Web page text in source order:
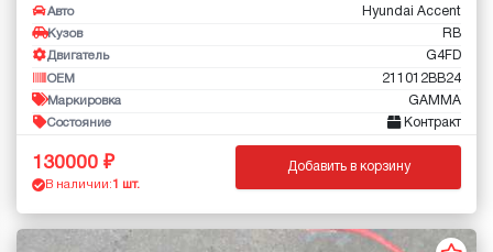
Авто Hyundai Accent
Кузов RB
Двигатель G4FD
OEM 211012BB24
Маркировка GAMMA
Состояние Контракт
130000
В наличии: 1 шт.
Добавить в корзину